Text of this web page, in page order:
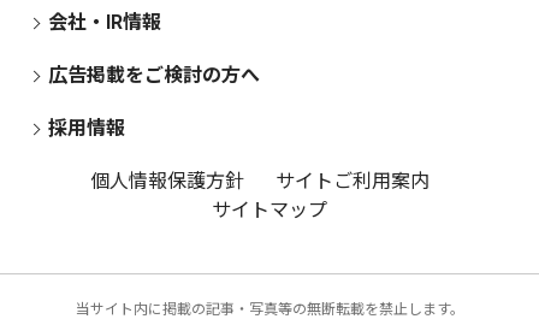
会社・IR情報
広告掲載をご検討の方へ
採用情報
個人情報保護方針
サイトご利用案内
サイトマップ
当サイト内に掲載の記事・写真等の無断転載を禁止します。